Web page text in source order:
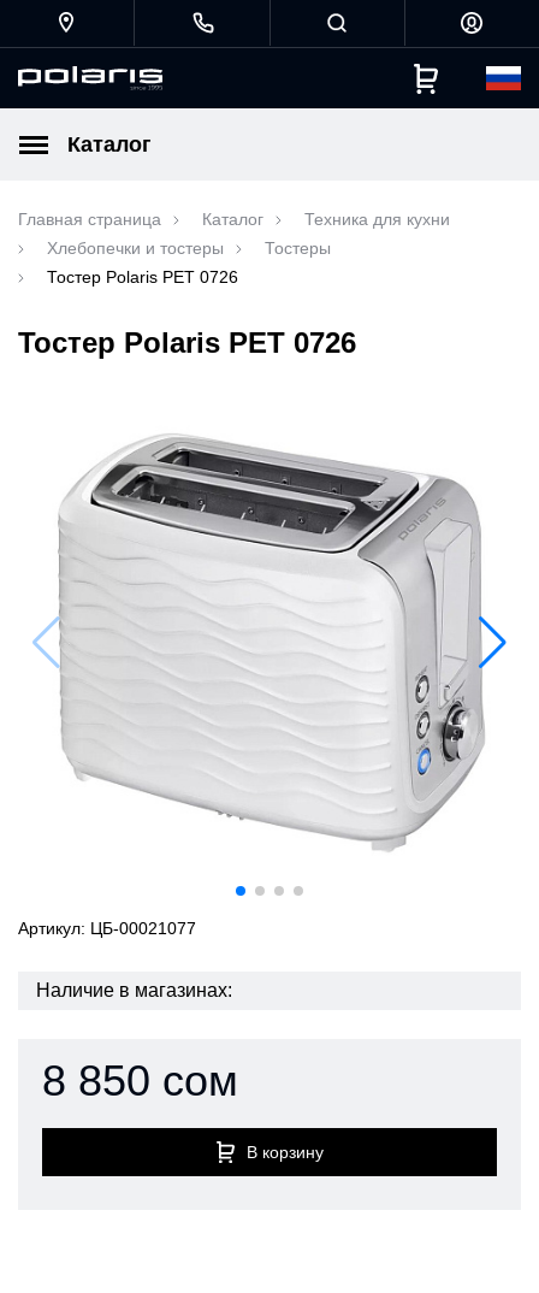
Каталог
Главная страница Каталог
Техника для кухни
Хлебопечки и тостеры
Тостеры
Тостер Polaris PET 0726
Тостер Polaris PET 0726
Артикул: ЦБ-00021077
Наличие в магазинах:
8 850 сом
В корзину